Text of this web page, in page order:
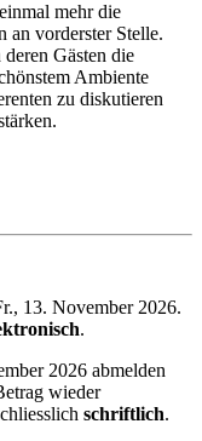
mehr die
vorderster Stelle.
Gästen die
Ambiente
zu diskutieren
13. November 2026.
.
2026 abmelden
wieder
schriftlich.